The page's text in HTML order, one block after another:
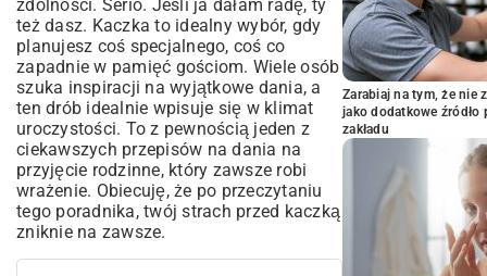
zdolności. Serio. Jeśli ja dałam radę, ty
też dasz. Kaczka to idealny wybór, gdy
planujesz coś specjalnego, coś co
zapadnie w pamięć gościom. Wiele osób
szuka inspiracji na wyjątkowe dania, a
ten drób idealnie wpisuje się w klimat
uroczystości. To z pewnością jeden z
ciekawszych przepisów na dania na
przyjęcie rodzinne, który zawsze robi
wrażenie. Obiecuję, że po przeczytaniu
tego poradnika, twój strach przed kaczką
zniknie na zawsze.
Zarabiaj na tym, że nie
jako dodatkowe
zakładu